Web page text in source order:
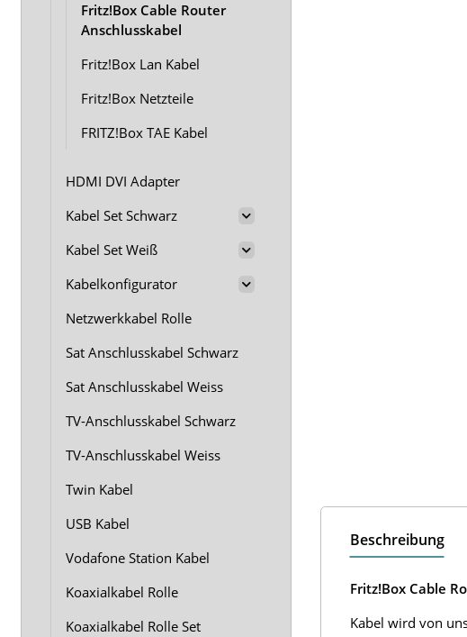
Beschreibung
Fritz!Box Cable
Kabel wird von
Fritz!Box Cable Router
Anschlusskabel
Fritz!Box Lan Kabel
Fritz!Box Netzteile
FRITZ!Box TAE Kabel
HDMI DVI Adapter
Kabel Set Schwarz
Kabel Set Weiß
Kabelkonfigurator
Netzwerkkabel Rolle
Sat Anschlusskabel Schwarz
Sat Anschlusskabel Weiss
TV-Anschlusskabel Schwarz
TV-Anschlusskabel Weiss
Twin Kabel
USB Kabel
Vodafone Station Kabel
Koaxialkabel Rolle
Koaxialkabel Rolle Set